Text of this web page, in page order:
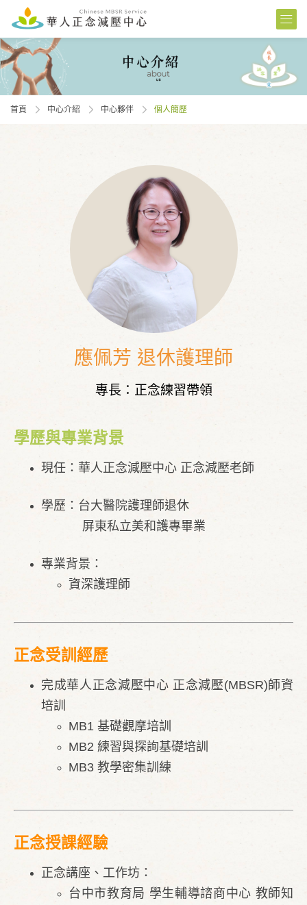
首頁 中心介紹 中心夥伴 個人簡歷
應佩芳 退休護理師
專長：正念練習帶領
學歷與專業背景
現任：華人正念減壓中心 正念減壓老師
學歷：台大醫院護理師退休
屏東私立美和護專畢業
專業背景：
​資深護理師
正念受訓經歷
完成華人正念減壓中心 正念減壓(MBSR)師資
培訓
MB1 基礎觀摩培訓
MB2 練習與探詢基礎培訓
MB3 教學密集訓練
正念授課經驗
正念講座、工作坊：
台中市教育局 學生輔導諮商中心 教師知